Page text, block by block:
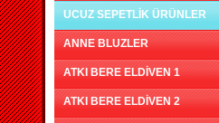
UCUZ SEPETLİK ÜRÜNLER
ANNE BLUZLER
ATKI BERE ELDİVEN 1
ATKI BERE ELDİVEN 2